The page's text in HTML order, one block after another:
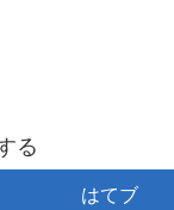
る
はてブ